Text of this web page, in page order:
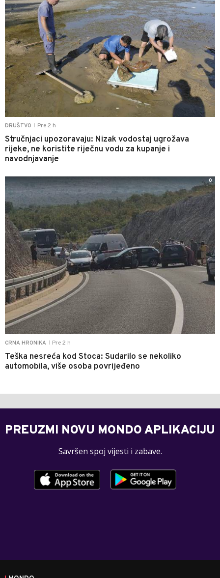
DRUŠTVO Pre 2 h
Stručnjaci upozoravaju: Nizak vodostaj ugrožava
rijeke, ne koristite riječnu vodu za kupanje i
navodnjavanje
CRNA HRONIKA Pre 2 h
Teška nesreća kod Stoca: Sudarilo se nekoliko
automobila, više osoba povrijeđeno
0
PREUZMI NOVU MONDO APLIKACIJU
Savršen spoj vijesti i zabave.